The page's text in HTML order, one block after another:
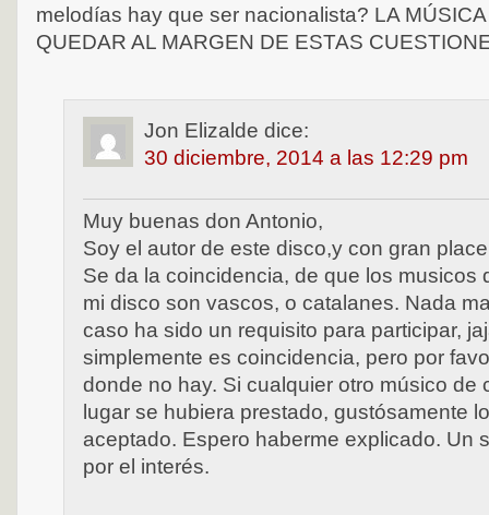
melodías hay que ser nacionalista? LA
QUEDAR AL MARGEN DE ESTAS
Jon Elizalde dice:
30 diciembre, 2014 a las 12:29 pm
Muy buenas don Antonio,
Soy el autor de este disco,y con gran
Se da la coincidencia, de que los musicos
mi disco son vascos, o catalanes. Nada
caso ha sido un requisito para participar,
simplemente es coincidencia, pero por
donde no hay. Si cualquier otro músico de
lugar se hubiera prestado, gustósamente
aceptado. Espero haberme explicado. Un
por el interés.